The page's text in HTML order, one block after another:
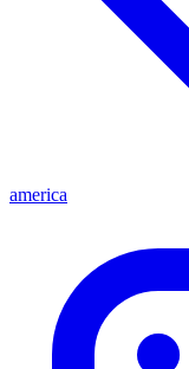
america